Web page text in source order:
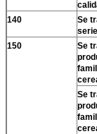
140
Se
150
Se
Se